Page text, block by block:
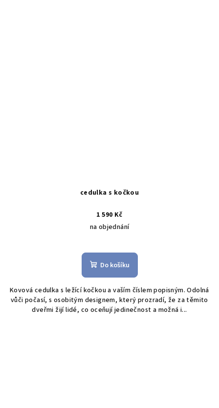
cedulka s kočkou
1 590 Kč
na objednání
Do košíku
Kovová cedulka s ležící kočkou a vaším číslem popisným. Odolná
vůči počasí, s osobitým designem, který prozradí, že za těmito
dveřmi žijí lidé, co oceňují jedinečnost a možná i...